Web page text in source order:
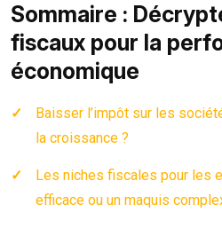
Sommaire :
fiscaux pour la
économique
Baisser l’impôt sur les
la croissance ?
Les niches fiscales pour les
efficace ou un maquis